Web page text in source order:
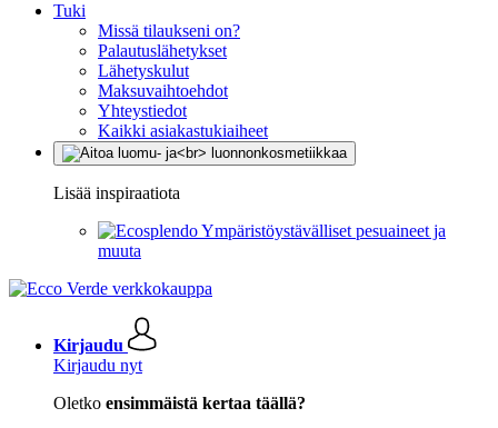
Tuki
Missä tilaukseni on?
Palautuslähetykset
Lähetyskulut
Maksuvaihtoehdot
Yhteystiedot
Kaikki asiakastukiaiheet
Lisää inspiraatiota
Ympäristöystävälliset pesuaineet ja
muuta
Kirjaudu
Kirjaudu nyt
Oletko ensimmäistä kertaa täällä?